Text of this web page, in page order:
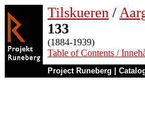
Tilskueren /
133
(1884-1939)
Table of Contents /
Project Runeberg